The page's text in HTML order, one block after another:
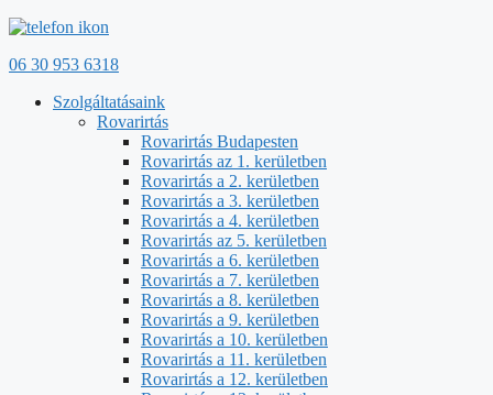
06 30 953 6318
Szolgáltatásaink
Rovarirtás
Rovarirtás Budapesten
Rovarirtás az 1. kerületben
Rovarirtás a 2. kerületben
Rovarirtás a 3. kerületben
Rovarirtás a 4. kerületben
Rovarirtás az 5. kerületben
Rovarirtás a 6. kerületben
Rovarirtás a 7. kerületben
Rovarirtás a 8. kerületben
Rovarirtás a 9. kerületben
Rovarirtás a 10. kerületben
Rovarirtás a 11. kerületben
Rovarirtás a 12. kerületben